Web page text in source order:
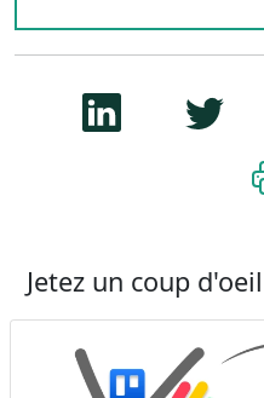
Jetez un coup